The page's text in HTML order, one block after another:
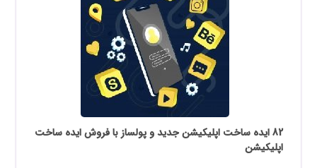
82 ایده ساخت اپلیکیشن جدید و پولساز با فروش ایده ساخت
اپلیکیشن